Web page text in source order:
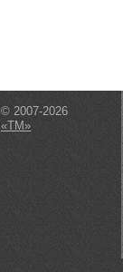
© 2007-2026
«ТМ»